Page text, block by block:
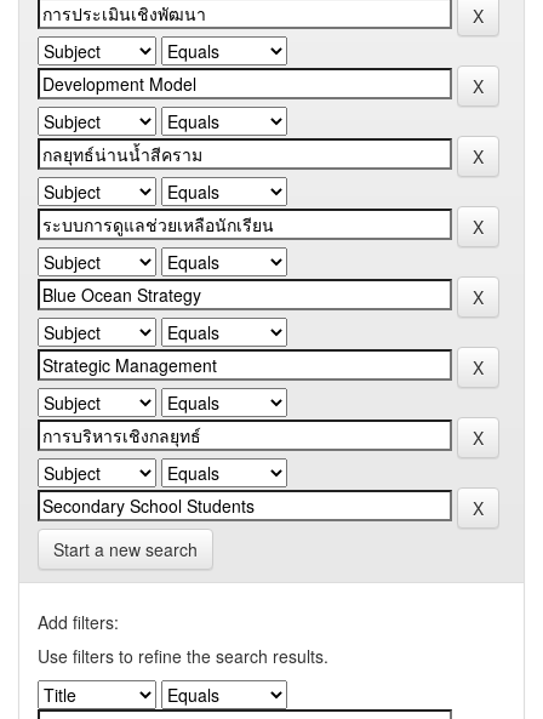
Start a new search
Add filters:
Use filters to refine the search results.